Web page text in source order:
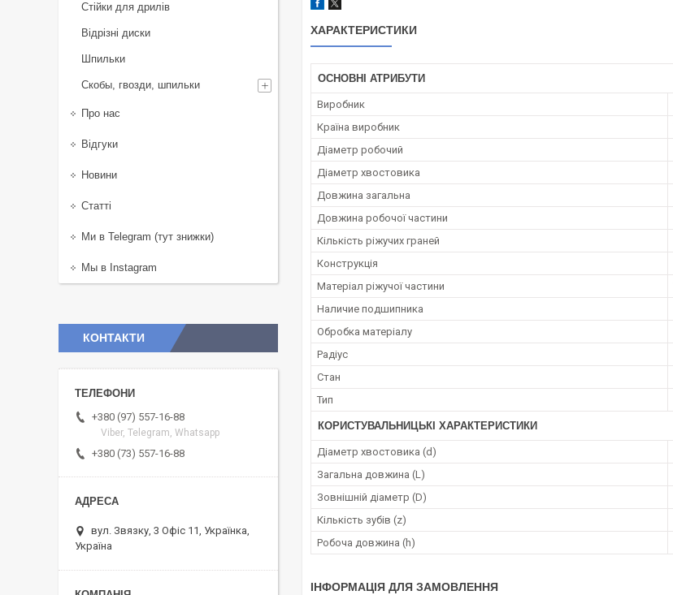
ХАРАКТЕРИСТИКИ
ОСНОВНІ АТРИБУТИ
Виробник
Країна виробник
Діаметр робочий
Діаметр хвостовика
Довжина загальна
Довжина робочої частини
Кількість ріжучих граней
Конструкція
Матеріал ріжучої частини
Наличие подшипника
Обробка матеріалу
Радіус
Стан
Тип
КОРИСТУВАЛЬНИЦЬКІ ХАРАКТЕРИСТИКИ
Діаметр хвостовика (d)
Загальна довжина (L)
Зовнішній діаметр (D)
Кількість зубів (z)
Робоча довжина (h)
ІНФОРМАЦІЯ ДЛЯ ЗАМОВЛЕННЯ
Стійки для дрилів
Відрізні диски
Шпильки
Скобы, гвозди, шпильки
Про нас
Відгуки
Новини
Статті
Ми в Telegram (тут знижки)
Мы в Instagram
КОНТАКТИ
+380 (97) 557-16-88
Viber, Telegram, Whatsapp
+380 (73) 557-16-88
вул. Звязку, 3 Офіс 11, Українка,
Україна